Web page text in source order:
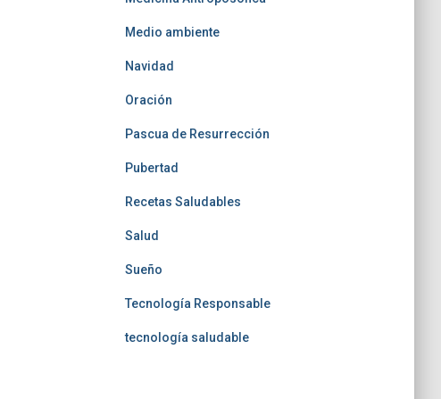
Medio ambiente
Navidad
Oración
Pascua de Resurrección
Pubertad
Recetas Saludables
Salud
Sueño
Tecnología Responsable
tecnología saludable